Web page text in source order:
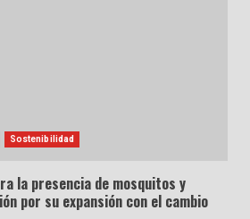
Sostenibilidad
la presencia de mosquitos y
por su expansión con el cambio